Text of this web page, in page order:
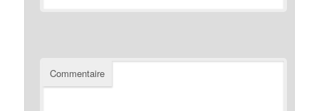
Commentaire